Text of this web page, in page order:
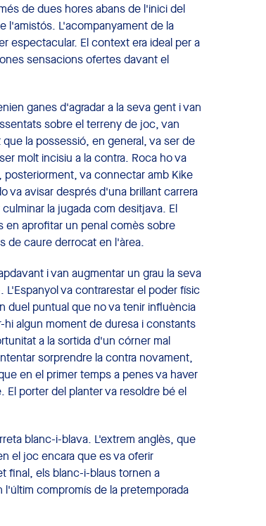
de dues hores abans de l'inici del
l'amistós. L'acompanyament de la
espectacular. El context era ideal per a
sensacions ofertes davant el
ganes d'agradar a la seva gent i van
sobre el terreny de joc, van
la possessió, en general, va ser de
molt incisiu a la contra. Roca ho va
posteriorment, va connectar amb Kike
va avisar després d'una brillant carrera
la jugada com desitjava. El
en aprofitar un penal comès sobre
de caure derrocat en l'àrea.
i van augmentar un grau la seva
va contrarestar el poder físic
duel puntual que no va tenir influència
algun moment de duresa i constants
a la sortida d'un córner mal
sorprendre la contra novament,
en el primer temps a penes va haver
El porter del planter va resoldre bé el
blanc-i-blava. L'extrem anglès, que
el joc encara que es va oferir
final, els blanc-i-blaus tornen a
compromís de la pretemporada